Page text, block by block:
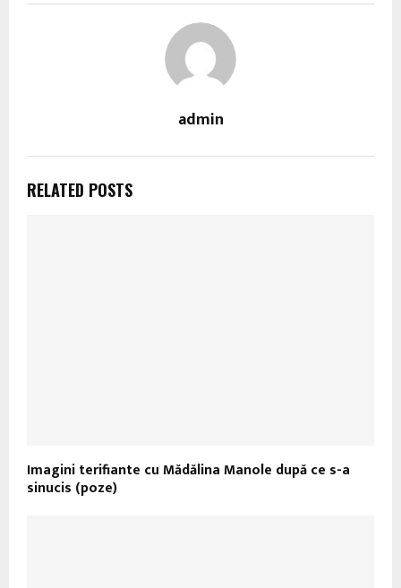
admin
RELATED POSTS
Imagini terifiante cu Mădălina Manole după ce s-a
sinucis (poze)